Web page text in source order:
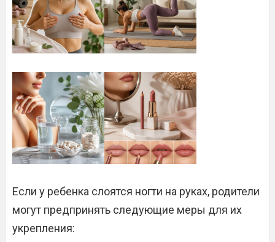
Если у ребенка слоятся ногти на руках, родители
могут предпринять следующие меры для их
укрепления: